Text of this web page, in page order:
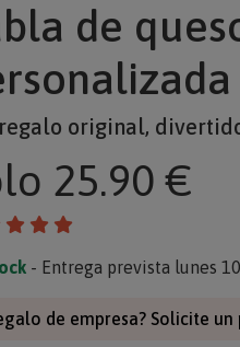
de
regalo original,
25.90 €
- Entrega prevista lunes
de empresa? Solicite un